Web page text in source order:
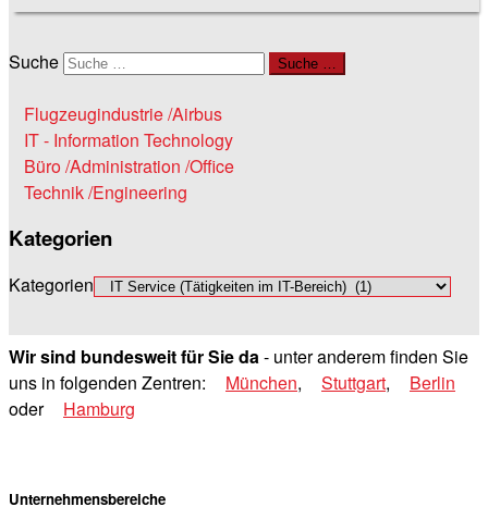
Suche Suche …
Flugzeugindustrie /Airbus
IT - Information Technology
Büro /Administration /Office
Technik /Engineering
Kategorien
Kategorien
Wir sind bundesweit für Sie da- unter anderem finden Sie
uns in folgenden Zentren:
München, Stuttgart,
Berlin
oder
Hamburg
Unternehmensbereiche